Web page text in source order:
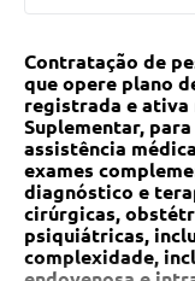
Contratação de
que opere plano
registrada e ativa
Suplementar,
assistência
exames
diagnóstico e
cirúrgicas,
psiquiátricas,
complexidade,